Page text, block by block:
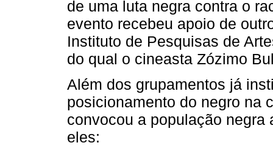
de uma luta negra contra o
evento recebeu apoio de
Instituto de Pesquisas de
do qual o cineasta Zózimo
Além dos grupamentos já
posicionamento do negro na
convocou a população
eles: